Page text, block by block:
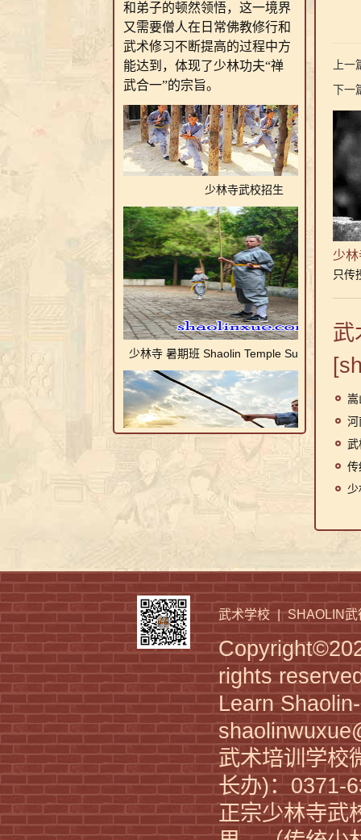
和弟子的顿然领悟，这一境界
又需要僧人在日常佛教修行和
武术修习不断提高的过程中方
能达到，体现了少林功夫“禅
武合一”的宗旨。
少林寺武校招生
少林寺 暑期班 Shaolin Temple Summer Class
郑州少林武校官网 Shaolin Martial Arts
少林武校招生简章 KungFu Zen Meditation
少林武校招生计划 Shaolin KungFu Academy
上
下一
少
只传
武
嵩
河
武
传
武术学校 | SHAOLIN武
rights
Learn
武术培训学校
长办)：0371-
正宗少林寺武